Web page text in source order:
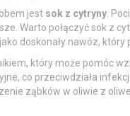
jest sok z cytryny.
Warto połączyć sok z
doskonały nawóz,
który może pomóc
co przeciwdziała
ząbków w oliwie z